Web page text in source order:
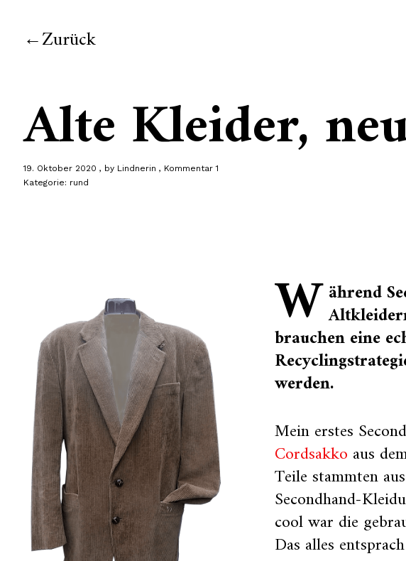
Zurück
Alte Kleider,
19. Oktober 2020 by Lindnerin
Kommentar 1
Kategorie: rund
W ährend
brauchen eine
werden.
Mein erstes
Cordsakko aus
Teile stammten
Secondhand-
cool war die
Das alles